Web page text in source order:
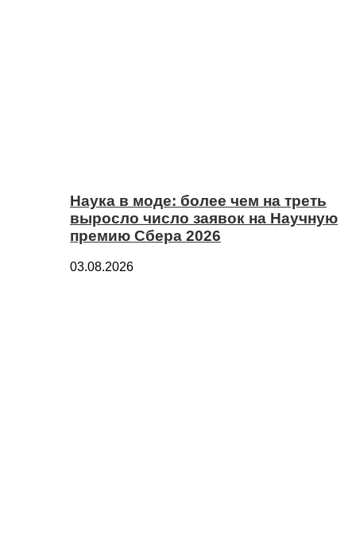
Наука в моде: более чем на треть
выросло число заявок на Научную
премию Сбера 2026
03.08.2026